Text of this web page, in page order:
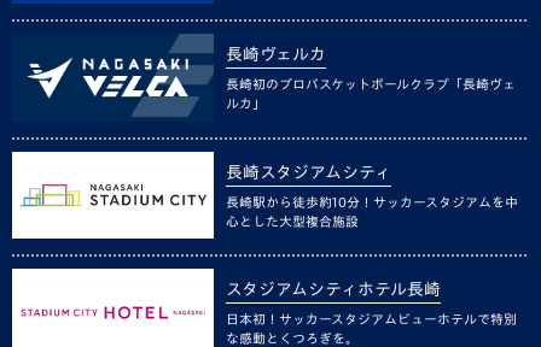
長崎ヴェルカ
長崎初のプロバスケットボールクラブ「長崎ヴェ
ルカ」
長崎スタジアムシティ
長崎駅から徒歩約10分！サッカースタジアムを中
心とした大型複合施設
スタジアムシティホテル長崎
日本初！サッカースタジアムビューホテルで特別
な感動とくつろぎを。